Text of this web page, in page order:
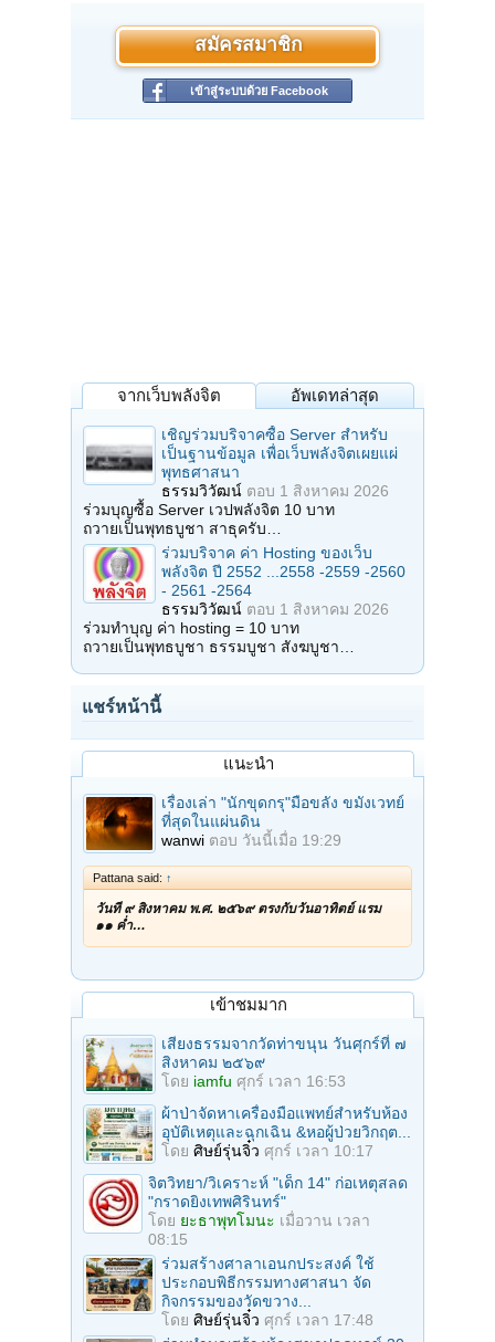
สมัครสมาชิก
เข้าสู่ระบบด้วย Facebook
จากเว็บพลังจิต อัพเดทล่าสุด
เชิญร่วมบริจาคซื้อ Server สำหรับ
เป็นฐานข้อมูล เพื่อเว็บพลังจิตเผยแผ่
พุทธศาสนา
ธรรมวิวัฒน์ ตอบ 1 สิงหาคม 2026
ร่วมบุญซื้อ Server เวปพลังจิต 10 บาท
ถวายเป็นพุทธบูชา สาธุครับ…
ร่วมบริจาค ค่า Hosting ของเว็บ
พลังจิต ปี 2552 ...2558 -2559 -2560
- 2561 -2564
ธรรมวิวัฒน์ ตอบ 1 สิงหาคม 2026
ร่วมทำบุญ ค่า hosting = 10 บาท
ถวายเป็นพุทธบูชา ธรรมบูชา สังฆบูชา…
แชร์หน้านี้
แนะนำ
เรื่องเล่า "นักขุดกรุ"มือขลัง ขมังเวทย์
ที่สุดในแผ่นดิน
wanwi ตอบ วันนี้เมื่อ 19:29
Pattana said: ↑
วันที่ ๙ สิงหาคม พ.ศ. ๒๕๖๙ ตรงกับวันอาทิตย์ แรม
๑๑ ค่ำ…
เข้าชมมาก
เสียงธรรมจากวัดท่าขนุน วันศุกร์ที่ ๗
สิงหาคม ๒๕๖๙
โดย iamfu ศุกร์ เวลา 16:53
ผ้าป่าจัดหาเครื่องมือแพทย์สำหรับห้อง
อุบัติเหตุและฉุกเฉิน &หอผู้ป่วยวิกฤต...
โดย ศิษย์รุ่นจิ๋ว ศุกร์ เวลา 10:17
จิตวิทยา/วิเคราะห์ "เด็ก 14" ก่อเหตุสลด
"กราดยิงเทพศิรินทร์"
โดย ยะธาพุทโมนะ เมื่อวาน เวลา
08:15
ร่วมสร้างศาลาเอนกประสงค์ ใช้
ประกอบพิธีกรรมทางศาสนา จัด
กิจกรรมของวัดขวาง...
โดย ศิษย์รุ่นจิ๋ว ศุกร์ เวลา 17:48